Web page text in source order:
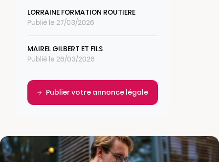
LORRAINE FORMATION ROUTIERE
Publié le 27/03/2026
MAIREL GILBERT ET FILS
Publié le 26/03/2026
Publier votre annonce légale